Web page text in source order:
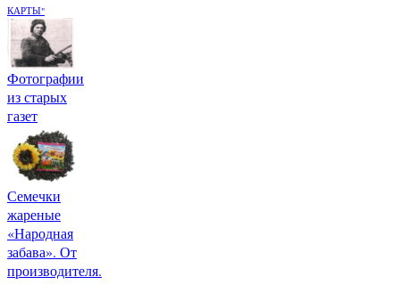
КАРТЫ"
Фотографии
из старых
газет
Семечки
жареные
«Народная
забава». От
производителя.